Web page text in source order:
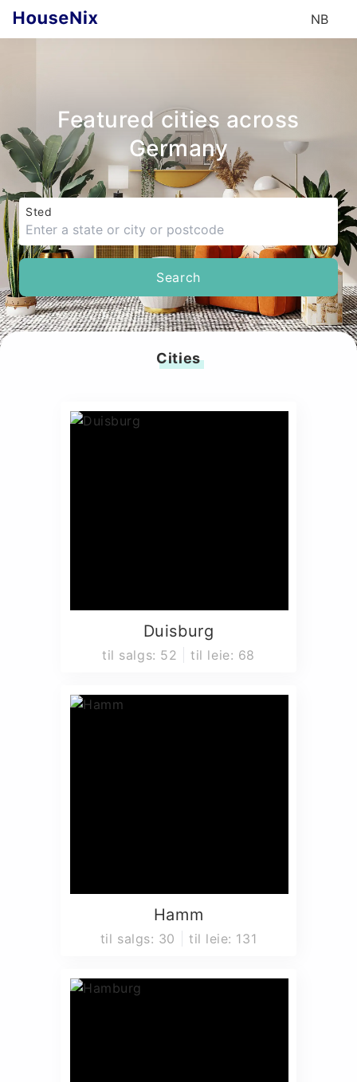
NB
Featuredcities across
Germany
Sted
Search
Cities
Duisburg
til salgs: 52 til leie: 68
Hamm
til salgs: 30 til leie: 131